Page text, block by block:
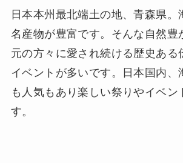
日本本州最北端土の地、青森県。
名産物が豊富です。そんな自然豊
元の方々に愛され続ける歴史ある
イベントが多いです。日本国内、
も人気もあり楽しい祭りやイベン
す。